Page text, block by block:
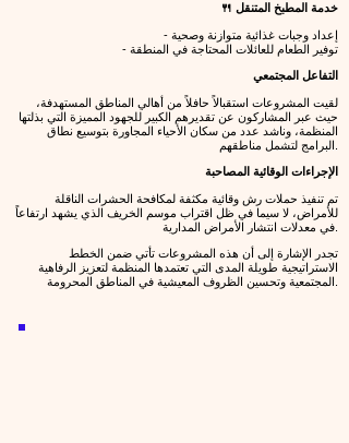
🍴 خدمة المطبخ المتنقل
- إعداد وجبات غذائية متوازنة وصحية
- توفير الطعام للعائلات المحتاجة في المنطقة
التفاعل المجتمعي
لقيت المشروعات استقبالاً حافلاً من أهالي المناطق المستهدفة،
حيث عبر المشاركون عن تقديرهم الكبير للجهود المميزة التي بذلتها
المنظمة، وناشد عدد من سكان الأحياء المجاورة بتوسيع نطاق
الإجراءات الوقائية المصاحبة
تم تنفيذ حملات رش وقائية مكثفة لمكافحة الحشرات الناقلة
للأمراض، لا سيما في ظل اقتراب موسم الخريف الذي يشهد ارتفاعاً
تجدر الإشارة إلى أن هذه المشروعات تأتي ضمن الخطط
الاستراتيجية طويلة المدى التي تعتمدها المنظمة لتعزيز الرفاهية